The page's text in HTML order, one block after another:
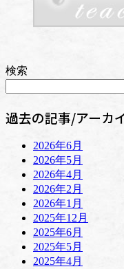
検索
過去の記事/アーカ
2026年6月
2026年5月
2026年4月
2026年2月
2026年1月
2025年12月
2025年6月
2025年5月
2025年4月